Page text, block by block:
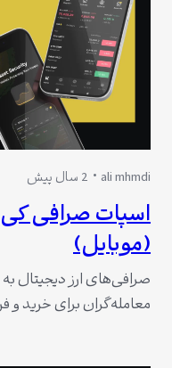
ali mhmdi 2 سال پیش
(موبایل)
صرافی‌های ارز دیجیتال
معامله‌گران برای خرید